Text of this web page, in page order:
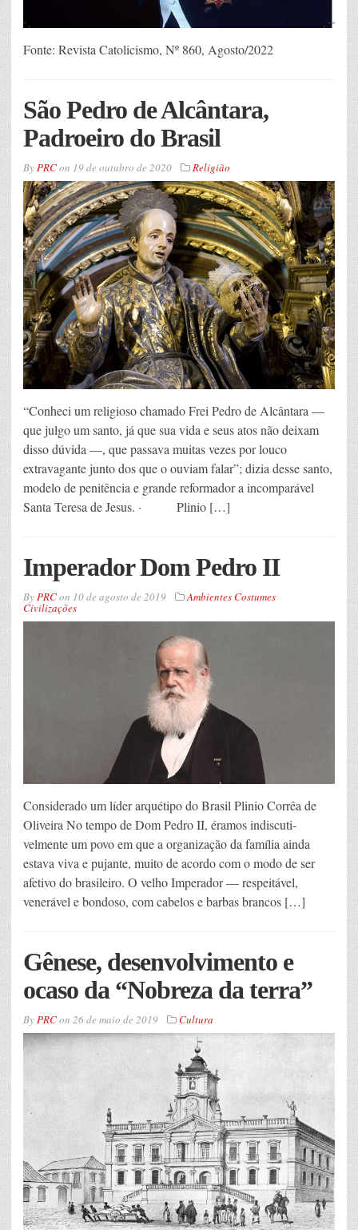
Fonte: Revista Catolicismo, Nº 860, Agosto/2022
São Pedro de Alcântara,
Padroeiro do Brasil
By PRCon 19 de outubro de 2020 Religião
“Conheci um religioso chamado Frei Pedro de Alcântara —
que julgo um santo, já que sua vida e seus atos não deixam
disso dúvida —, que passava muitas vezes por louco
extravagante junto dos que o ouviam falar”; dizia desse santo,
modelo de penitência e grande reformador a incomparável
Santa Teresa de Jesus. · Plinio […]
Imperador Dom Pedro II
By PRCon 10 de agosto de 2019 Ambientes Costumes
Civilizações
Considerado um líder arquétipo do Brasil Plinio Corrêa de
Oliveira No tempo de Dom Pedro II, éramos indiscu­ti­
velmente um povo em que a organização da família ainda
estava viva e pujante, muito de acordo com o modo de ser
afetivo do brasileiro. O velho Imperador — respeitável,
venerável e bondoso, com cabelos e barbas brancos […]
Gênese, desenvolvimento e
ocaso da “Nobreza da terra”
ByPRCon 26 de maio de 2019 Cultura